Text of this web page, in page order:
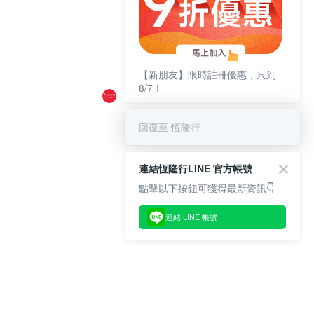
【新朋友】限時註冊優惠，只到
8/7！
回覆至 恆隆行
連結恆隆行LINE 官方帳號
點擊以下按鈕可獲得最新資訊👇
連結 LINE 帳號